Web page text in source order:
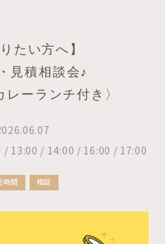
たい方へ】
見積相談会♪
レーランチ付き〉
/ 13:00 / 14:00 / 16:00 / 17:00
時間 相談